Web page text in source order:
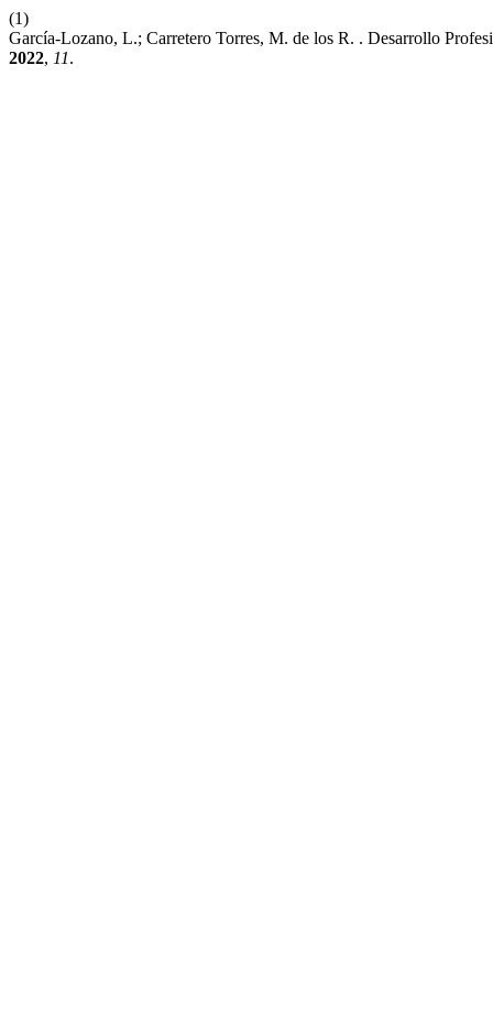
(1)
García-Lozano, L.; Carretero Torres, M. de los R. . Desarrollo
2022, 11.